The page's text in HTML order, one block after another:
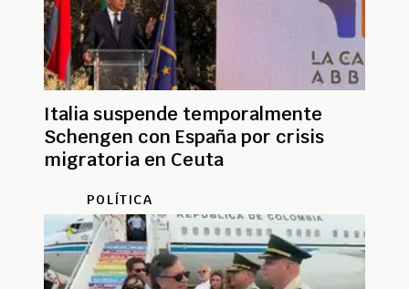
Italia suspende temporalmente
Schengen con España por crisis
migratoria en Ceuta
POLÍTICA